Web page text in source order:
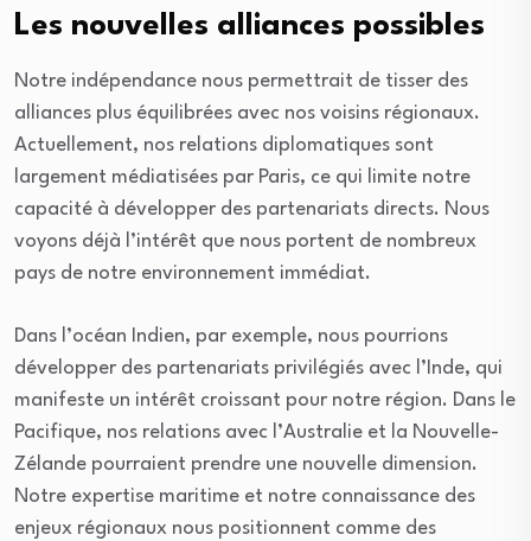
Les nouvelles alliances possibles
Notre indépendance nous permettrait de tisser des
alliances plus équilibrées avec nos voisins régionaux.
Actuellement, nos relations diplomatiques sont
largement médiatisées par Paris, ce qui limite notre
capacité à développer des partenariats directs. Nous
voyons déjà l’intérêt que nous portent de nombreux
pays de notre environnement immédiat.
Dans l’océan Indien, par exemple, nous pourrions
développer des partenariats privilégiés avec l’Inde, qui
manifeste un intérêt croissant pour notre région. Dans le
Pacifique, nos relations avec l’Australie et la Nouvelle-
Zélande pourraient prendre une nouvelle dimension.
Notre expertise maritime et notre connaissance des
enjeux régionaux nous positionnent comme des